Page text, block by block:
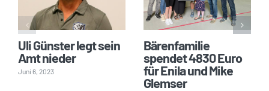
Uli Günster legt sein
Amt nieder
Juni 6, 2023
Bärenfamilie
spendet 4830 Euro
für Enila und Mike
Glemser